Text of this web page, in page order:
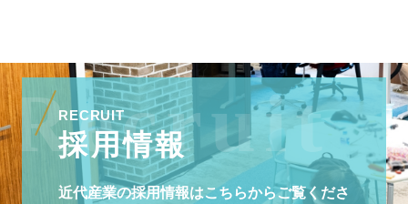
RECRUIT
採用情報
近代産業の採用情報はこちらからご覧くださ